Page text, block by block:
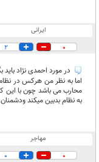
ایرانی
0
2
در مورد احمدی نژاد
اما به نظر من هرکس در
محارب می باشد چون با این
به نظام بدبین میکند
مهاجر
0
0